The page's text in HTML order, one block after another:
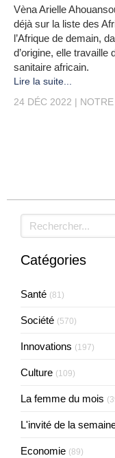
Vèna Arielle
déjà sur la liste des
l’Afrique de demain,
d’origine, elle
sanitaire africain.
Lire la suite...
24 DÉC 2022
Rechercher
Catégories
Santé (81)
Société (570)
Innovations (197)
Culture (109)
La femme du mois
L'invité de la
Economie (89)